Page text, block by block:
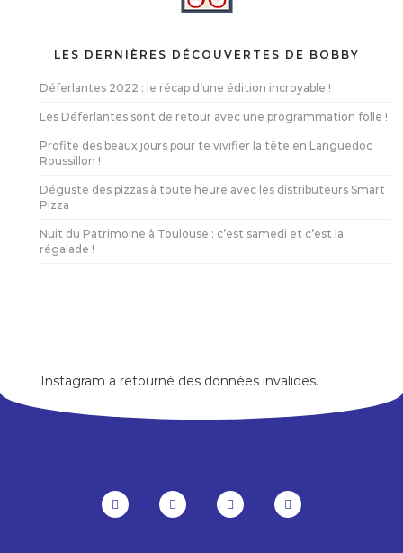
LES DERNIÈRES DÉCOUVERTES DE BOBBY
Déferlantes 2022 : le récap d’une édition incroyable !
Les Déferlantes sont de retour avec une programmation folle !
Profite des beaux jours pour te vivifier la tête en Languedoc
Roussillon !
Déguste des pizzas à toute heure avec les distributeurs Smart
Pizza
Nuit du Patrimoine à Toulouse : c’est samedi et c’est la
régalade !
Instagram a retourné des données invalides.